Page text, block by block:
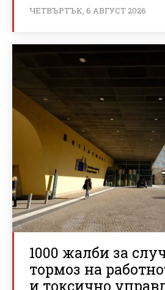
ЧЕТВЪРТЪК, 6 АВГУСТ 2026
1000 жалби за
тормоз на
и токсично